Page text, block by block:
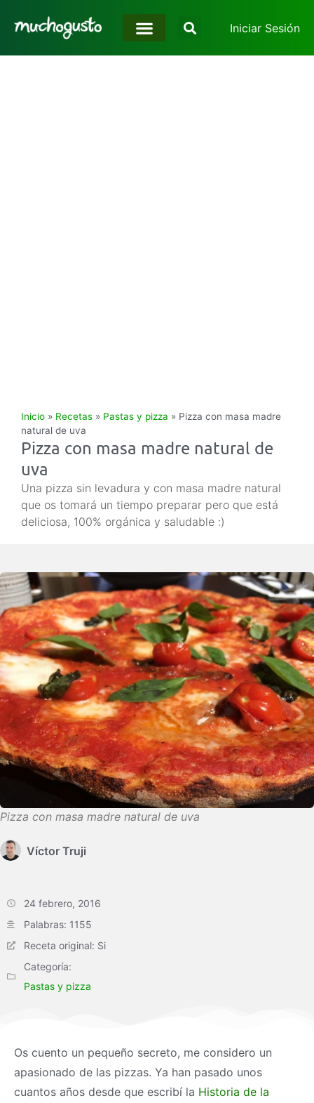
Iniciar Sesión
Inicio » Recetas » Pastas y pizza » Pizza con masa madre
natural de uva
Pizza con masa madre natural de
uva
Una pizza sin levadura y con masa madre natural
que os tomará un tiempo preparar pero que está
deliciosa, 100% orgánica y saludable :)
Pizza con masa madre natural de uva
Víctor Truji
24 febrero, 2016
Palabras: 1155
Receta original: Si
Categoría:
Pastas y pizza
Os cuento un pequeño secreto, me considero un
apasionado de las pizzas. Ya han pasado unos
cuantos años desde que escribí la Historia de la